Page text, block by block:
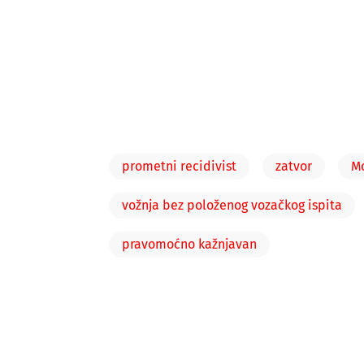
prometni recidivist zatvor
vožnja bez položenog vozačkog ispita
pravomoćno kažnjavan